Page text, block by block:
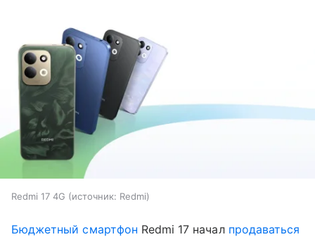
Redmi 17 4G источник: Redmi
Бюджетный смартфон Redmi 17 начал продаваться